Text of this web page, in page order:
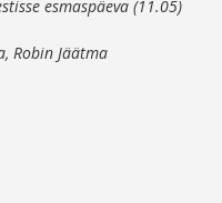
esmaspäeva (11.05)
Robin Jäätma